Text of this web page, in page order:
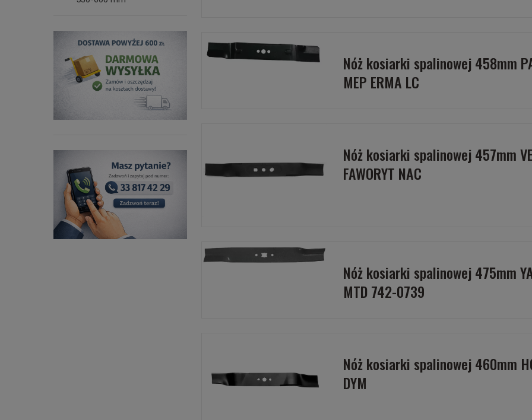
Nóż kosiarki spalinowej 458mm
MEP ERMA LC
Nóż kosiarki spalinowej 457mm
FAWORYT NAC
Nóż kosiarki spalinowej 475mm
MTD 742-0739
Nóż kosiarki spalinowej 460mm
DYM